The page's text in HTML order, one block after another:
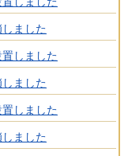
ました
しました
ました
しました
ました